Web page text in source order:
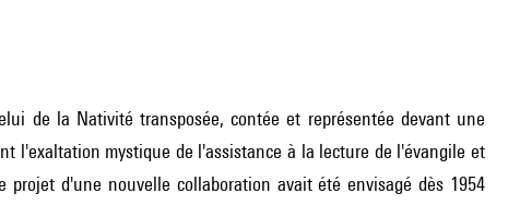
de la Nativité transposée, contée et représentée devant une
l'exaltation mystique de l'assistance à la lecture de l'évangile et
projet d'une nouvelle collaboration avait été envisagé dès 1954